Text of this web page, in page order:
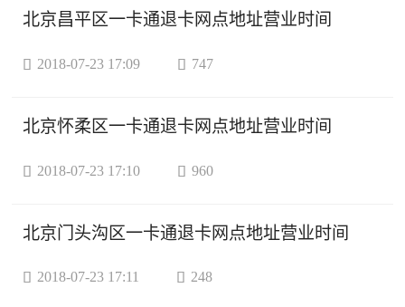
北京昌平区一卡通退卡网点地址营业时间
 2018-07-23 17:09  747
北京怀柔区一卡通退卡网点地址营业时间
 2018-07-23 17:10  960
北京门头沟区一卡通退卡网点地址营业时间
 2018-07-23 17:11  248